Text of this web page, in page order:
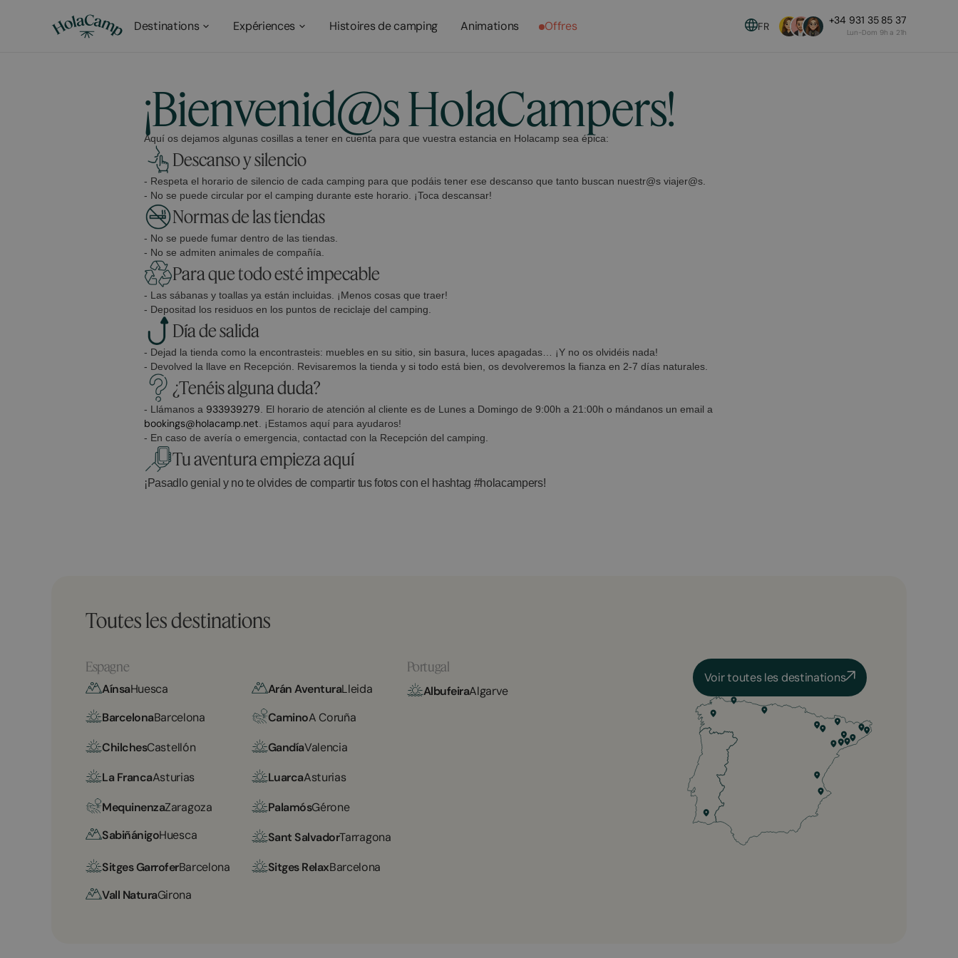
Destinations Expériences Histoires de camping Animations Offres FR +34 931 35 85 37
Lun-Dom 9h a 21h
¡Bienvenid@s HolaCampers!
Aquí os dejamos algunas cosillas a tener en cuenta para que vuestra estancia en Holacamp sea épica:
Descanso y silencio
- Respeta el horario de silencio de cada camping para que podáis tener ese descanso que tanto buscan nuestr@s viajer@s.
- No se puede circular por el camping durante este horario. ¡Toca descansar!
Normas de las tiendas
- No se puede fumar dentro de las tiendas.
- No se admiten animales de compañía.
Para que todo esté impecable
- Las sábanas y toallas ya están incluidas. ¡Menos cosas que traer!
- Depositad los residuos en los puntos de reciclaje del camping.
Día de salida
- Dejad la tienda como la encontrasteis: muebles en su sitio, sin basura, luces apagadas… ¡Y no os olvidéis nada!
- Devolved la llave en Recepción. Revisaremos la tienda y si todo está bien, os devolveremos la fianza en 2-7 días naturales.
¿Tenéis alguna duda?
- Llámanos a 933939279 . El horario de atención al cliente es de Lunes a Domingo de 9:00h a 21:00h o mándanos un email a
bookings@holacamp.net . ¡Estamos aquí para ayudaros!
- En caso de avería o emergencia, contactad con la Recepción del camping.
Tu aventura empieza aquí
¡Pasadlo genial y no te olvides de compartir tus fotos con el hashtag #holacampers!
Toutes les destinations
Espagne
AínsaHuesca Arán AventuraLleida
BarcelonaBarcelona CaminoA Coruña
ChilchesCastellón GandíaValencia
La FrancaAsturias LuarcaAsturias
MequinenzaZaragoza PalamósGérone
SabiñánigoHuesca Sant SalvadorTarragona
Sitges GarroferBarcelona Sitges RelaxBarcelona
Vall NaturaGirona
Portugal
AlbufeiraAlgarve
Voir toutes les destinations